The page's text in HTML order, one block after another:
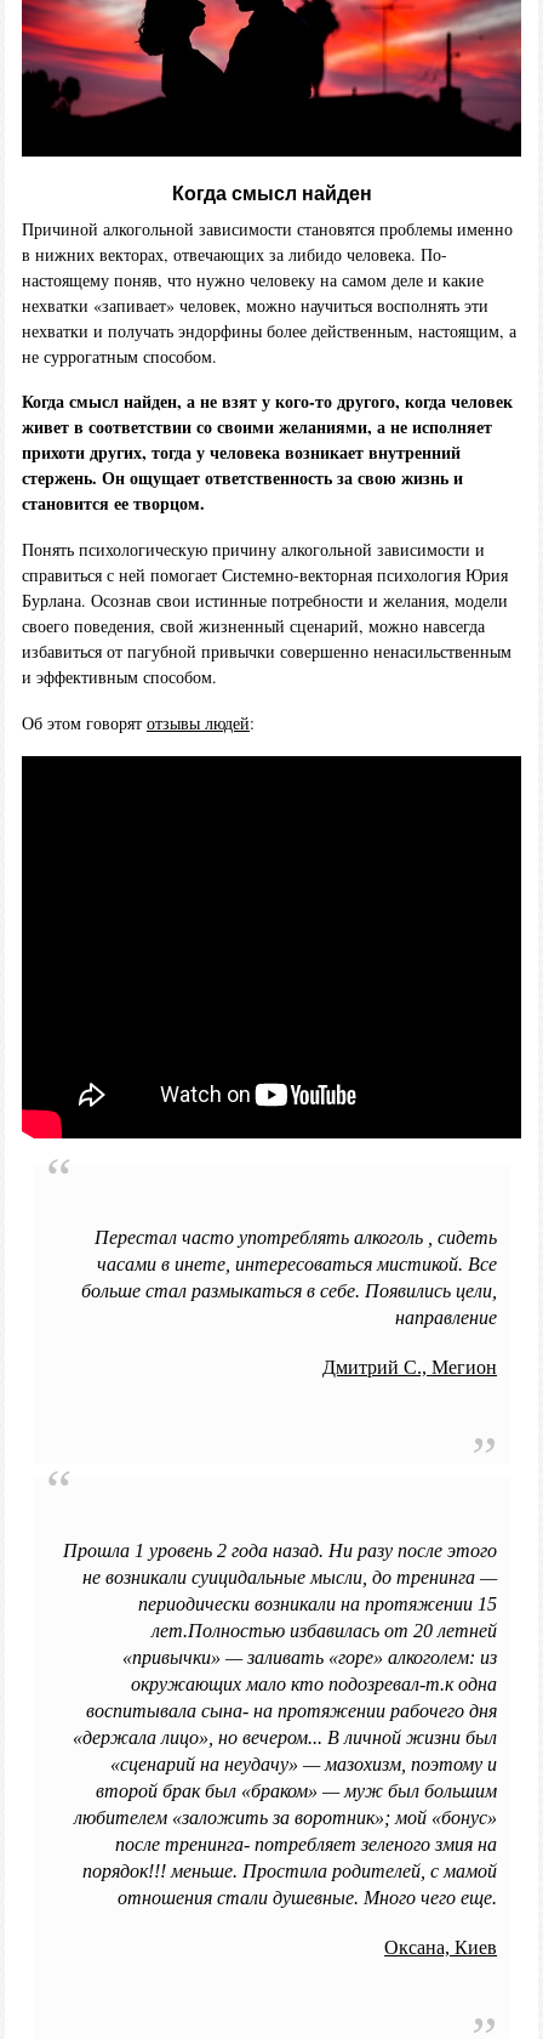
Когда смысл найден
Причиной алкогольной зависимости становятся проблемы именно
в нижних векторах, отвечающих за либидо человека. По-
настоящему поняв, что нужно человеку на самом деле и какие
нехватки «запивает» человек, можно научиться восполнять эти
нехватки и получать эндорфины более действенным, настоящим, а
не суррогатным способом.
Когда смысл найден, а не взят у кого-то другого, когда человек
живет в соответствии со своими желаниями, а не исполняет
прихоти других, тогда у человека возникает внутренний
стержень. Он ощущает ответственность за свою жизнь и
становится ее творцом.
Понять психологическую причину алкогольной зависимости и
справиться с ней помогает Системно-векторная психология Юрия
Бурлана. Осознав свои истинные потребности и желания, модели
своего поведения, свой жизненный сценарий, можно навсегда
избавиться от пагубной привычки совершенно ненасильственным
и эффективным способом.
Об этом говорят отзывы людей:
Перестал часто употреблять алкоголь , сидеть
часами в инете, интересоваться мистикой. Все
больше стал размыкаться в себе. Появились цели,
направление
Дмитрий С.,Мегион
Прошла 1 уровень 2 года назад. Ни разу после этого
не возникали суицидальные мысли, до тренинга —
периодически возникали на протяжении 15
лет.Полностью избавилась от 20 летней
«привычки» — заливать «горе» алкоголем: из
окружающих мало кто подозревал-т.к одна
воспитывала сына- на протяжении рабочего дня
«держала лицо», но вечером... В личной жизни был
«сценарий на неудачу» — мазохизм, поэтому и
второй брак был «браком» — муж был большим
любителем «заложить за воротник»; мой «бонус»
после тренинга- потребляет зеленого змия на
порядок!!! меньше. Простила родителей, с мамой
отношения стали душевные. Много чего еще.
Оксана, Киев